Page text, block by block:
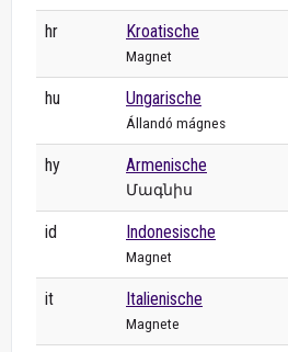
hr Kroatische
Magnet
hu Ungarische
Állandó mágnes
hy Armenische
Մագնիս
id Indonesische
Magnet
it Italienische
Magnete